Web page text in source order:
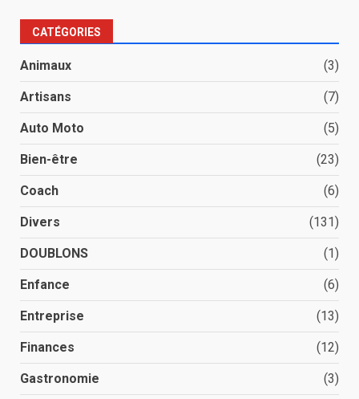
CATÉGORIES
Animaux (3)
Artisans (7)
Auto Moto (5)
Bien-être (23)
Coach (6)
Divers (131)
DOUBLONS (1)
Enfance (6)
Entreprise (13)
Finances (12)
Gastronomie (3)